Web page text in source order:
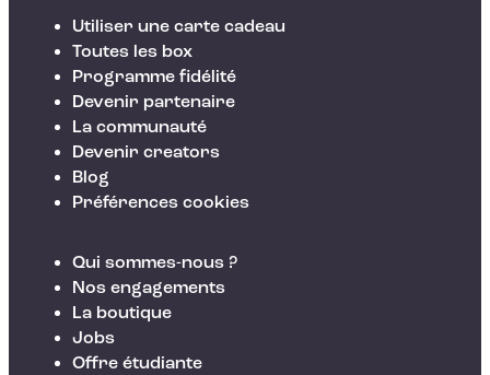
Utiliser une carte cadeau
Toutes les box
Programme fidélité
Devenir partenaire
La communauté
Devenir creators
Blog
Préférences cookies
Qui sommes-nous ?
Nos engagements
La boutique
Jobs
Offre étudiante